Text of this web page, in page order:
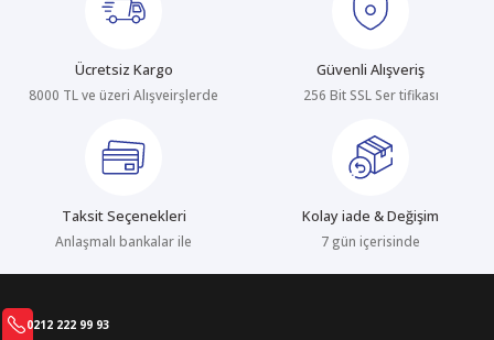
Ürün bilgilerinde hatalar bulunuyor.
Bu ürüne benzer farklı alternatifler olmalı.
Ücretsiz Kargo
8000 TL ve üzeri Alışveirşlerde
Güvenli Alışveriş
256 Bit SSL Ser tifikası
Taksit Seçenekleri
Anlaşmalı bankalar ile
Kolay iade & Değişim
7 gün içerisinde
0212 222 99 93